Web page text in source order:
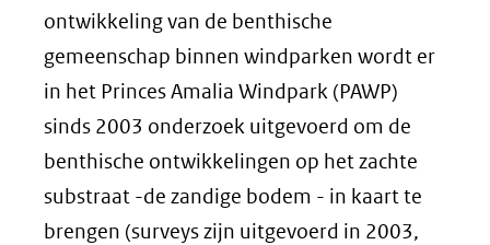
ontwikkeling van de benthische
gemeenschap binnen windparken wordt er
in het Princes Amalia Windpark (PAWP)
sinds 2003 onderzoek uitgevoerd om de
benthische ontwikkelingen op het zachte
substraat -de zandige bodem - in kaart te
brengen (surveys zijn uitgevoerd in 2003,